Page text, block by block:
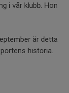
i vår klubb. Hon
är detta
historia.